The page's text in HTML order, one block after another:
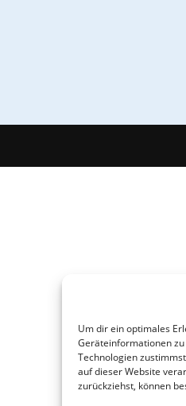
Um dir ein optimales
Geräteinformationen
Technologien
auf dieser Website
zurückziehst, können